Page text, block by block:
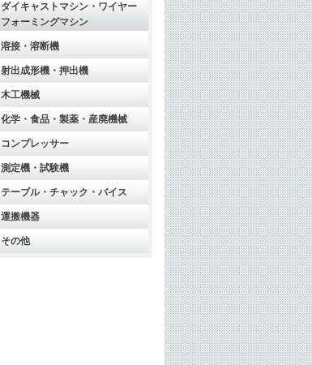
ダイキャストマシン・ワイヤー
フォーミングマシン
溶接・溶断機
射出成形機・押出機
木工機械
化学・食品・製薬・産廃機械
コンプレッサー
測定機・試験機
テーブル・チャック・バイス
運搬機器
その他